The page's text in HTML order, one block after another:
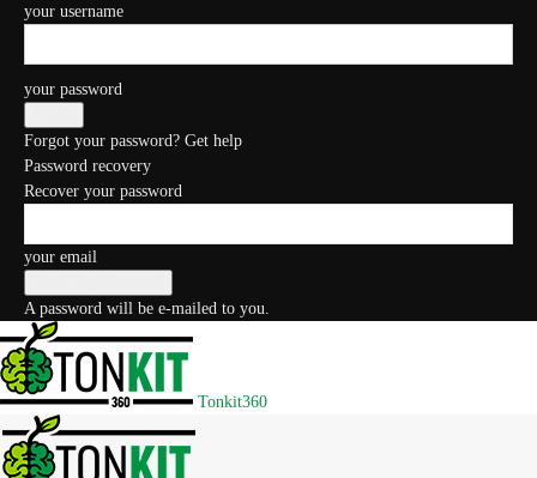
your username
your password
Forgot your password? Get help
Password recovery
Recover your password
your email
A password will be e-mailed to you.
Tonkit360